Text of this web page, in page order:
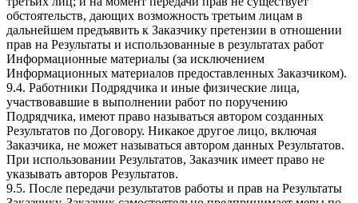
обстоятельств, дающих возможность третьим лицам в
дальнейшем предъявить к Заказчику претензии в отношении
прав на Результаты и использованные в результатах работ
Информационные материалы (за исключением
Информационных материалов предоставленных Заказчиком).
9.4. Работники Подрядчика и иные физические лица,
участвовавшие в выполнении работ по поручению
Подрядчика, имеют право называться автором созданных
Результатов по Договору. Никакое другое лицо, включая
Заказчика, не может называться автором данных Результатов.
При использовании Результатов, Заказчик имеет право не
указывать авторов Результатов.
9.5. После передачи результатов работы и прав на Результаты